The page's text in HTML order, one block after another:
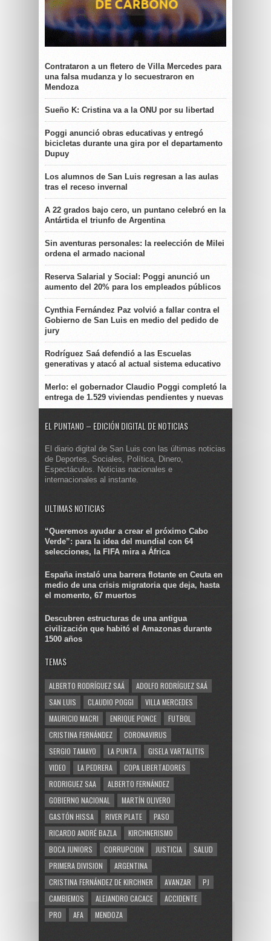
Contrataron a un fletero de Villa Mercedes para
una falsa mudanza y lo secuestraron en
Mendoza
Sueño K: Cristina va a la ONU por su libertad
Poggi anunció obras educativas y entregó
bicicletas durante una gira por el departamento
Dupuy
Los alumnos de San Luis regresan a las aulas
tras el receso invernal
A 22 grados bajo cero, un puntano celebró en la
Antártida el triunfo de Argentina
Sin aventuras personales: la reelección de Milei
ordena el armado nacional
Reserva Salarial y Social: Poggi anunció un
aumento del 20% para los empleados públicos
Cynthia Fernández Paz volvió a fallar contra el
Gobierno de San Luis en medio del pedido de
jury
Rodríguez Saá defendió a las Escuelas
generativas y atacó al actual sistema educativo
Merlo: el gobernador Claudio Poggi completó la
entrega de 1.529 viviendas pendientes y nuevas
EL PUNTANO – EDICIÓN DIGITAL DE NOTICIAS
El diario digital de San Luis con las últimas noticias
de Deportes, Sociales, Política, Dinero,
Espectáculos. Noticias nacionales e
internacionales al instante.
ULTIMAS NOTICIAS
“Queremos ayudar a crear el próximo Cabo
Verde”: para la idea del mundial con 64
selecciones, la FIFA mira a África
España instaló una barrera flotante en Ceuta en
medio de una crisis migratoria que deja, hasta
el momento, 67 muertos
Descubren estructuras de una antigua
civilización que habitó el Amazonas durante
1500 años
TEMAS
ALBERTO RODRÍGUEZ SAÁ
ADOLFO RODRÍGUEZ SAÁ
SAN LUIS
CLAUDIO POGGI
VILLA MERCEDES
MAURICIO MACRI
ENRIQUE PONCE
FUTBOL
CRISTINA FERNÁNDEZ
CORONAVIRUS
SERGIO TAMAYO
LA PUNTA
GISELA VARTALITIS
VIDEO
LA PEDRERA
COPA LIBERTADORES
RODRIGUEZ SAA
ALBERTO FERNÁNDEZ
GOBIERNO NACIONAL
MARTÍN OLIVERO
GASTÓN HISSA
RIVER PLATE
PASO
RICARDO ANDRÉ BAZLA
KIRCHNERISMO
BOCA JUNIORS
CORRUPCION JUSTICIA
SALUD
PRIMERA DIVISION
ARGENTINA
CRISTINA FERNÁNDEZ DE KIRCHNER
AVANZAR
PJ
CAMBIEMOS
ALEJANDRO CACACE
ACCIDENTE
PRO
AFA MENDOZA